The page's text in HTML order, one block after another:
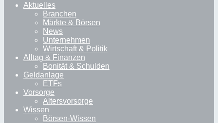
Aktuelles
Branchen
Märkte & Börsen
News
Unternehmen
Wirtschaft & Politik
Alltag & Finanzen
Bonität & Schulden
Geldanlage
ETFs
Vorsorge
Altersvorsorge
Wissen
Börsen-Wissen